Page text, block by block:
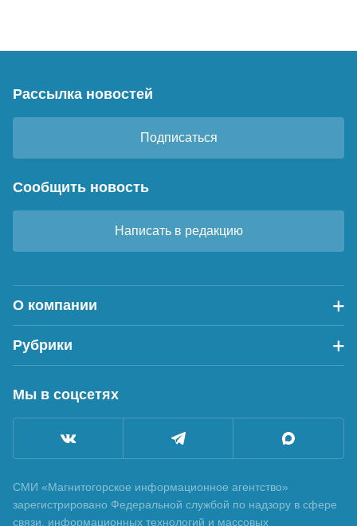
Рассылка новостей
Подписаться
Сообщить новость
Написать в редакцию
О компании
Рубрики
Мы в соцсетях
СМИ «Магнитогорское информационное агентство»
зарегистрировано Федеральной службой по надзору в сфере
связи, информационных технологий и массовых